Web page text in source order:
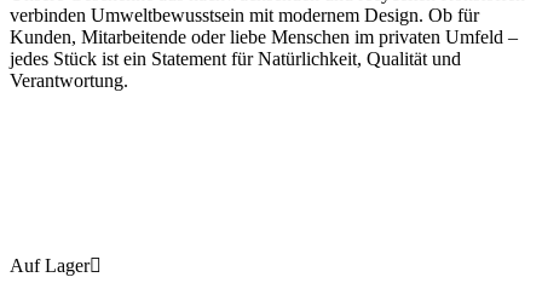
verbinden Umweltbewusstsein mit modernem Design. Ob für
Kunden, Mitarbeitende oder liebe Menschen im privaten Umfeld –
jedes Stück ist ein Statement für Natürlichkeit, Qualität und
Verantwortung.
Auf Lager